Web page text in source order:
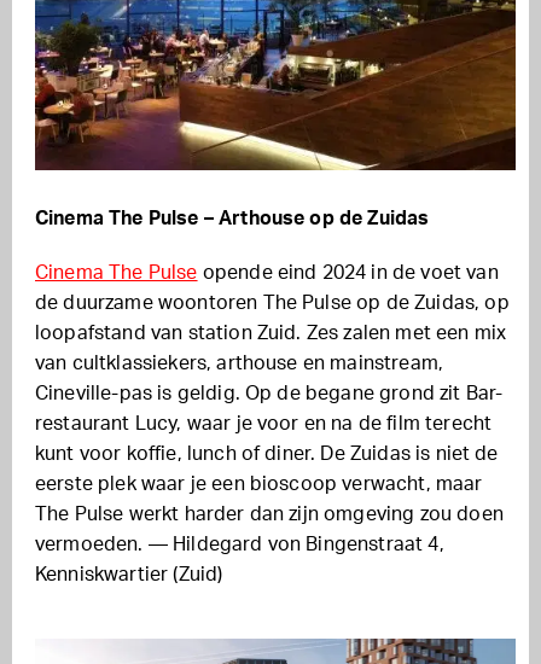
Cinema The Pulse – Arthouse op de Zuidas
Cinema The Pulse opende eind 2024 in de voet van
de duurzame woontoren The Pulse op de Zuidas, op
loopafstand van station Zuid. Zes zalen met een mix
van cultklassiekers, arthouse en mainstream,
Cineville-pas is geldig. Op de begane grond zit Bar-
restaurant Lucy, waar je voor en na de film terecht
kunt voor koffie, lunch of diner. De Zuidas is niet de
eerste plek waar je een bioscoop verwacht, maar
The Pulse werkt harder dan zijn omgeving zou doen
vermoeden. — Hildegard von Bingenstraat 4,
Kenniskwartier (Zuid)